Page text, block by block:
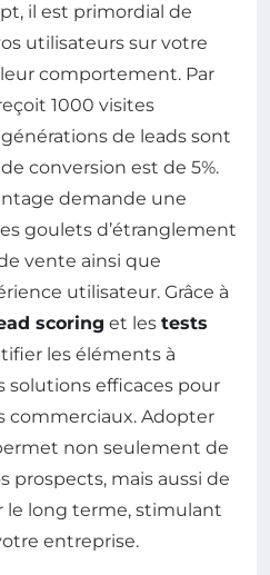
il est primordial de
utilisateurs sur votre
comportement. Par
1000 visites
de leads sont
conversion est de 5%.
demande une
goulets d’étranglement
vente ainsi que
utilisateur. Grâce à
scoring et les tests
les éléments à
solutions efficaces pour
commerciaux. Adopter
non seulement de
prospects, mais aussi de
le long terme, stimulant
entreprise.